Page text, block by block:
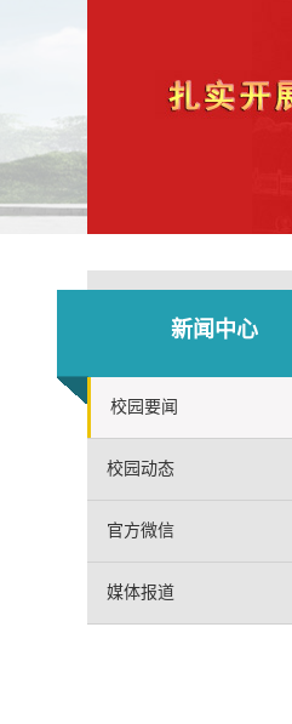
新闻中心
校园要闻
校园动态
官方微信
媒体报道